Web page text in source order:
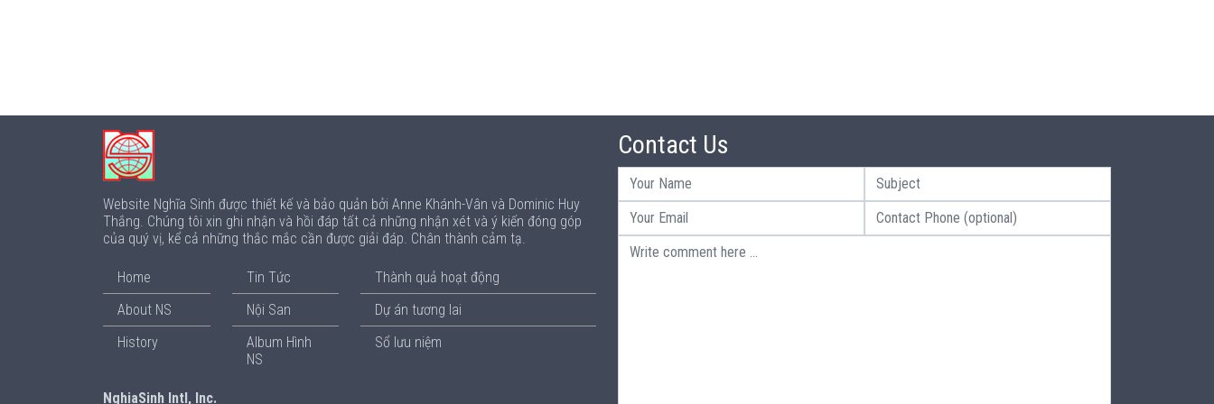
Website Nghĩa Sinh được thiết kế và bảo quản bởi Anne Khánh-Vân và Dominic Huy
Thắng. Chúng tôi xin ghi nhận và hồi đáp tất cả những nhận xét và ý kiến đóng góp
của quý vị, kể cả những thắc mắc cần được giải đáp. Chân thành cảm tạ.
Home
About NS
History
Tin Tức
Nội San
Album Hình
NS
Thành quả hoạt động
Dự án tương lai
Sổ lưu niệm
NghiaSinh Intl, Inc.
Contact Us